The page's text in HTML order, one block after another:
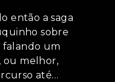
então a saga
sobre
falando um
ou melhor,
até…